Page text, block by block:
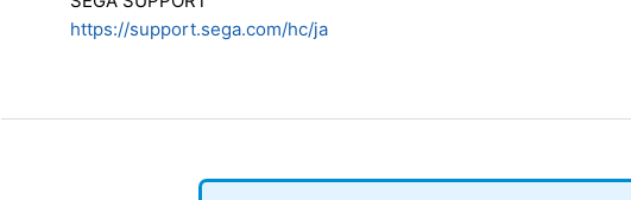
https://support.sega.com/hc/ja